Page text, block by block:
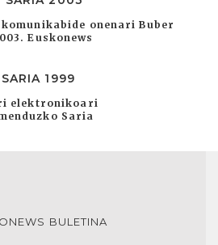
komunikabide onenari Buber
Euskonews
1999
elektronikoari
Saria
BULETINA